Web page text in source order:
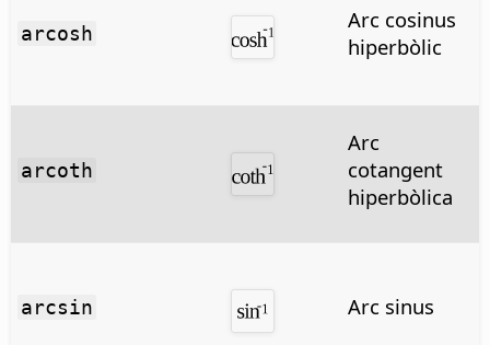
arcosh
Arc cosinus
hiperbòlic
arcoth
Arc
cotangent
hiperbòlica
arcsin Arc sinus